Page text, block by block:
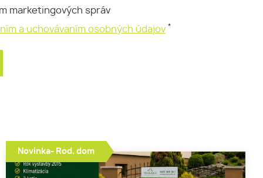
marketingových správ
a uchovávaním osobných údajov *
Novinka- Rod. dom